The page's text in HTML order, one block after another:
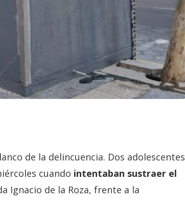
de la delincuencia. Dos adolescentes
cuando intentaban sustraer el
Ignacio de la Roza, frente a la